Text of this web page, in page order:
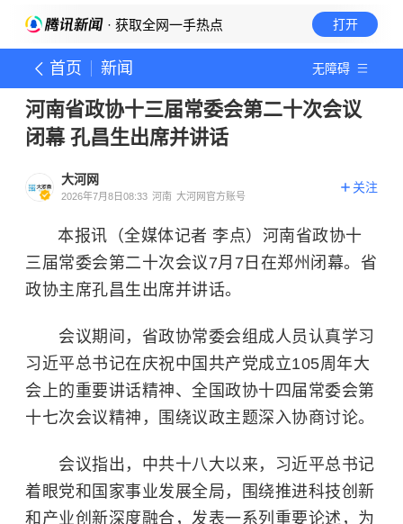
· 获取全网一手热点 打开
首页 新闻 无障碍
河南省政协十三届常委会第二十次会议
闭幕 孔昌生出席并讲话
大河网
2026年7月8日08:33 河南 大河网官方账号
关注
本报讯（全媒体记者 李点）河南省政协十
三届常委会第二十次会议7月7日在郑州闭幕。省
政协主席孔昌生出席并讲话。
会议期间，省政协常委会组成人员认真学习
习近平总书记在庆祝中国共产党成立105周年大
会上的重要讲话精神、全国政协十四届常委会第
十七次会议精神，围绕议政主题深入协商讨论。
会议指出，中共十八大以来，习近平总书记
着眼党和国家事业发展全局，围绕推进科技创新
和产业创新深度融合，发表一系列重要论述，为